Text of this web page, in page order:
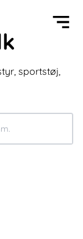
sportstøj,